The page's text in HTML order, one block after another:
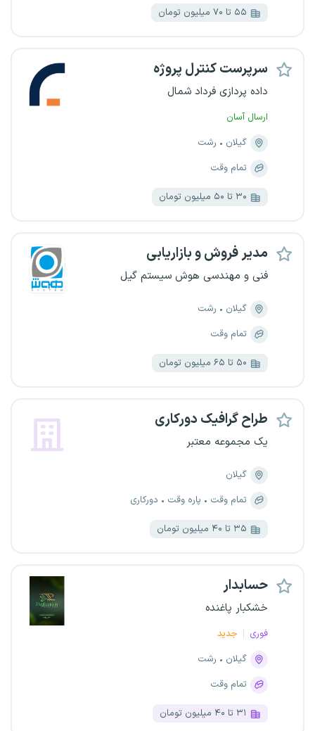
۵۵ تا ۷۰ میلیون تومان
سرپرست کنترل پروژه
داده پردازی فرداد شمال
ارسال آسان
گیلان
رشت
تمام وقت
۳۰ تا ۵۰ میلیون تومان
مدیر فروش و بازاریابی
فنی و مهندسی هوش سیستم گیل
گیلان
رشت
تمام وقت
۵۰ تا ۶۵ میلیون تومان
طراح گرافیک دورکاری
یک مجموعه معتبر
گیلان
تمام وقت
پاره وقت دورکاری
۳۵ تا ۴۰ میلیون تومان
حسابدار
خشکبار پاغنده
فوری
جدید
گیلان
رشت
تمام وقت
۳۱ تا ۴۰ میلیون تومان